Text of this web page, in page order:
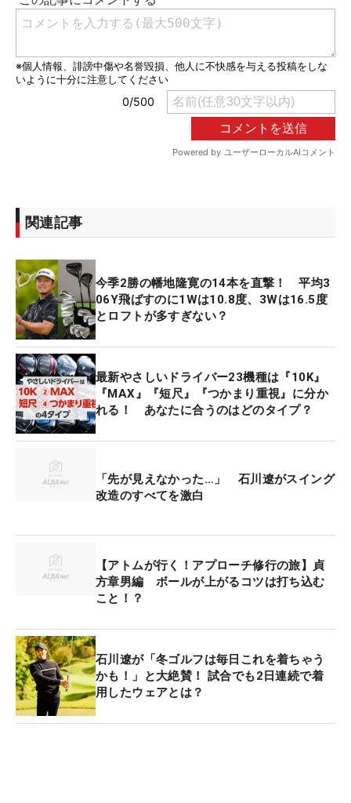
関連記事
今季2勝の幡地隆寛の14本を直撃！ 平均3
06Y飛ばすのに1Wは10.8度、3Wは16.5度
とロフトが多すぎない？
最新やさしいドライバー23機種は『10K』
『MAX』『短尺』『つかまり重視』に分か
れる！ あなたに合うのはどのタイプ？
「先が見えなかった…」 石川遼がスイング
改造のすべてを激白
【アトムが行く！アプローチ修行の旅】貞
方章男編 ボールが上がるコツは打ち込む
こと！？
石川遼が「冬ゴルフは毎日これを着ちゃう
かも！」と大絶賛！ 試合でも2日連続で着
用したウェアとは？